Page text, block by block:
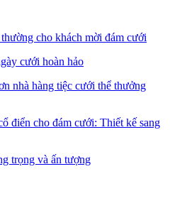
cho khách mời đám cưới
cưới hoàn hảo
nhà hàng tiệc cưới thể thưởng
điển cho đám cưới: Thiết kế sang
trọng và ấn tượng